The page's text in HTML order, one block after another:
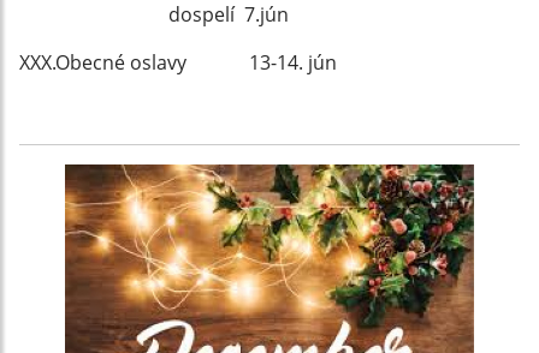
dospelí 7.jún
XXX.Obecné oslavy 13-14. jún